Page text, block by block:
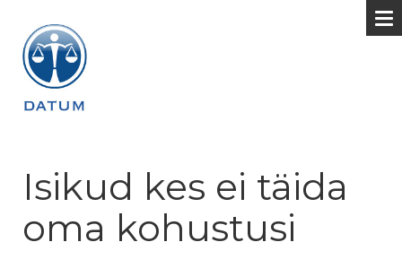
Isikud kes ei täida
oma kohustusi